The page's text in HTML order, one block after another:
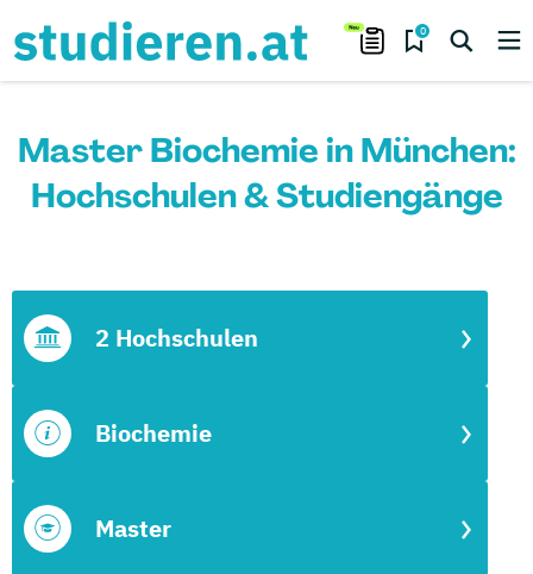
0
Master Biochemie in München:
Hochschulen & Studiengänge
Master
Biochemie
2 Hochschulen